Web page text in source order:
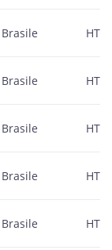
Brasile HTTP
Brasile HTTP
Brasile
Brasile
Brasile HTTP